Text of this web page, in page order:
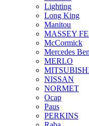
Lighting
Long King
Manitou
MASSEY
McCormick
Mercedes
MERLO
NISSAN
NORMET
Ocap
Paus
PERKINS